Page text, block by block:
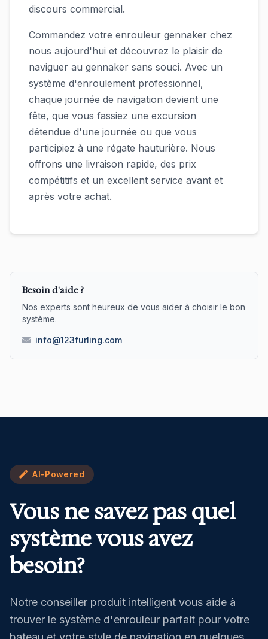
discours commercial.
Commandez votre enrouleur gennaker chez
nous aujourd'hui et découvrez le plaisir de
naviguer au gennaker sans souci. Avec un
système d'enroulement professionnel,
chaque journée de navigation devient une
fête, que vous fassiez une excursion
détendue d'une journée ou que vous
participiez à une régate hauturière. Nous
offrons une livraison rapide, des prix
compétitifs et un excellent service avant et
après votre achat.
Besoin d'aide ?
Nos experts sont heureux de vous aider à choisir le bon
système.
info@123furling.com
AI-Powered
Vous ne savez pas quel
système vous avez
besoin?
Notre conseiller produit intelligent vous aide à
trouver le système d'enrouleur parfait pour votre